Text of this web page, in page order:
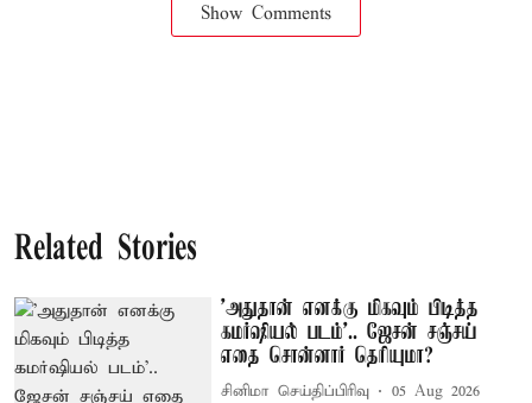
Show Comments
Related Stories
'அதுதான் எனக்கு மிகவும் பிடித்த
கமர்ஷியல் படம்'.. ஜேசன் சஞ்சய்
எதை சொன்னார் தெரியுமா?
சினிமா செய்திப்பிரிவு 05 Aug 2026